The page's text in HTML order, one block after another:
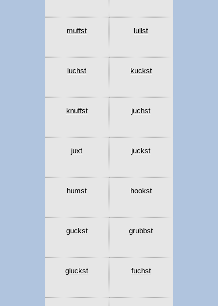
muffst lullst
luchst kuckst
knuffst juchst
juxt juckst
humst hookst
guckst grubbst
gluckst fuchst